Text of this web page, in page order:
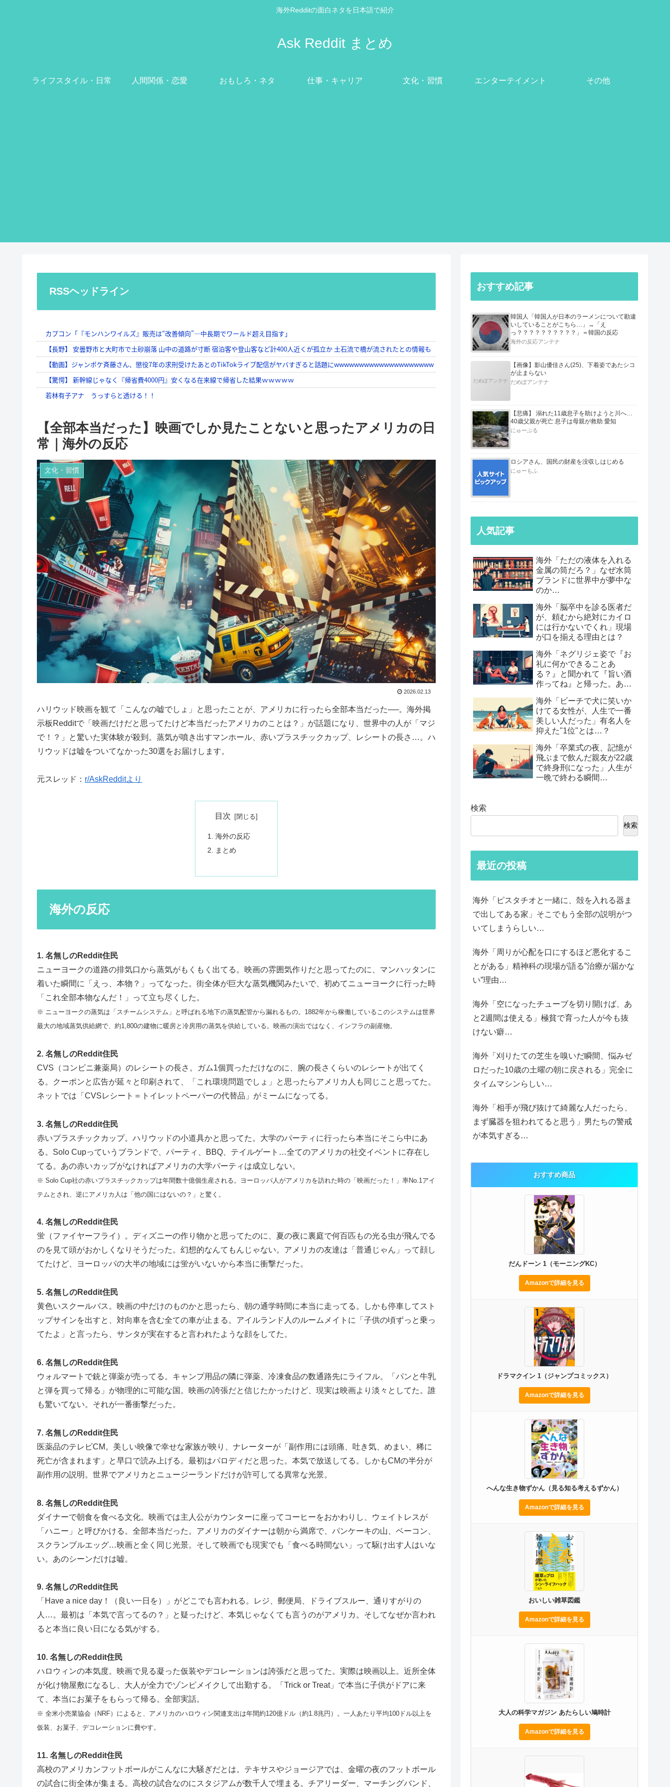
海外Redditの面白ネタを日本語で紹介
Ask Reddit まとめ
ライフスタイル・日常 人間関係・恋愛 おもしろ・ネタ 仕事・キャリア 文化・習慣 エンターテイメント その他
RSSヘッドライン
【全部本当だった】映画でしか見たことないと思ったアメリカの日
常｜海外の反応
文化・習慣
2026.02.13
ハリウッド映画を観て「こんなの嘘でしょ」と思ったことが、アメリカに行ったら全部本当だった──。海外掲
示板Redditで「映画だけだと思ってたけど本当だったアメリカのことは？」が話題になり、世界中の人が「マジ
で！？」と驚いた実体験が殺到。蒸気が噴き出すマンホール、赤いプラスチックカップ、レシートの長さ…。ハ
リウッドは嘘をついてなかった30選をお届けします。
元スレッド： r/AskRedditより
目次
海外の反応
まとめ
海外の反応
1. 名無しのReddit住民
ニューヨークの道路の排気口から蒸気がもくもく出てる。映画の雰囲気作りだと思ってたのに、マンハッタンに
着いた瞬間に「えっ、本物？」ってなった。街全体が巨大な蒸気機関みたいで、初めてニューヨークに行った時
「これ全部本物なんだ！」って立ち尽くした。
※ ニューヨークの蒸気は「スチームシステム」と呼ばれる地下の蒸気配管から漏れるもの。1882年から稼働しているこのシステムは世界
最大の地域蒸気供給網で、約1,800の建物に暖房と冷房用の蒸気を供給している。映画の演出ではなく、インフラの副産物。
2. 名無しのReddit住民
CVS（コンビニ兼薬局）のレシートの長さ。ガム1個買っただけなのに、腕の長さくらいのレシートが出てく
る。クーポンと広告が延々と印刷されて、「これ環境問題でしょ」と思ったらアメリカ人も同じこと思ってた。
ネットでは「CVSレシート＝トイレットペーパーの代替品」がミームになってる。
3. 名無しのReddit住民
赤いプラスチックカップ。ハリウッドの小道具かと思ってた。大学のパーティに行ったら本当にそこら中にあ
る。Solo Cupっていうブランドで、パーティ、BBQ、テイルゲート…全てのアメリカの社交イベントに存在し
てる。あの赤いカップがなければアメリカの大学パーティは成立しない。
※ Solo Cup社の赤いプラスチックカップは年間数十億個生産される。ヨーロッパ人がアメリカを訪れた時の「映画だった！」率No.1アイ
テムとされ、逆にアメリカ人は「他の国にはないの？」と驚く。
4. 名無しのReddit住民
蛍（ファイヤーフライ）。ディズニーの作り物かと思ってたのに、夏の夜に裏庭で何百匹もの光る虫が飛んでる
のを見て頭がおかしくなりそうだった。幻想的なんてもんじゃない。アメリカの友達は「普通じゃん」って顔し
てたけど、ヨーロッパの大半の地域には蛍がいないから本当に衝撃だった。
5. 名無しのReddit住民
黄色いスクールバス。映画の中だけのものかと思ったら、朝の通学時間に本当に走ってる。しかも停車してスト
ップサインを出すと、対向車を含む全ての車が止まる。アイルランド人のルームメイトに「子供の頃ずっと乗っ
てたよ」と言ったら、サンタが実在すると言われたような顔をしてた。
6. 名無しのReddit住民
ウォルマートで銃と弾薬が売ってる。キャンプ用品の隣に弾薬、冷凍食品の数通路先にライフル。「パンと牛乳
と弾を買って帰る」が物理的に可能な国。映画の誇張だと信じたかったけど、現実は映画より淡々としてた。誰
も驚いてない。それが一番衝撃だった。
7. 名無しのReddit住民
医薬品のテレビCM。美しい映像で幸せな家族が映り、ナレーターが「副作用には頭痛、吐き気、めまい、稀に
死亡が含まれます」と早口で読み上げる。最初はパロディだと思った。本気で放送してる。しかもCMの半分が
副作用の説明。世界でアメリカとニュージーランドだけが許可してる異常な光景。
8. 名無しのReddit住民
ダイナーで朝食を食べる文化。映画では主人公がカウンターに座ってコーヒーをおかわりし、ウェイトレスが
「ハニー」と呼びかける。全部本当だった。アメリカのダイナーは朝から満席で、パンケーキの山、ベーコン、
スクランブルエッグ…映画と全く同じ光景。そして映画でも現実でも「食べる時間ない」って駆け出す人はいな
い。あのシーンだけは嘘。
9. 名無しのReddit住民
「Have a nice day！（良い一日を）」がどこでも言われる。レジ、郵便局、ドライブスルー、通りすがりの
人…。最初は「本気で言ってるの？」と疑ったけど、本気じゃなくても言うのがアメリカ。そしてなぜか言われ
ると本当に良い日になる気がする。
10. 名無しのReddit住民
ハロウィンの本気度。映画で見る凝った仮装やデコレーションは誇張だと思ってた。実際は映画以上。近所全体
が化け物屋敷になるし、大人が全力でゾンビメイクして出勤する。「Trick or Treat」で本当に子供がドアに来
て、本当にお菓子をもらって帰る。全部実話。
※ 全米小売業協会（NRF）によると、アメリカのハロウィン関連支出は年間約120億ドル（約1.8兆円）。一人あたり平均100ドル以上を
仮装、お菓子、デコレーションに費やす。
11. 名無しのReddit住民
高校のアメリカンフットボールがこんなに大騒ぎだとは。テキサスやジョージアでは、金曜の夜のフットボール
の試合に街全体が集まる。高校の試合なのにスタジアムが数千人で埋まる。チアリーダー、マーチングバンド、
おすすめ記事
韓国人「韓国人が日本のラーメンについて勘違
いしていることがこちら…」→「え
っ？？？？？？？？？？」＝韓国の反応
海外の反応アンテナ
だめぽアンテナ
【画像】影山優佳さん(25)、下着姿であたシコ
が止まらない
だめぽアンテナ
【悲痛】 溺れた11歳息子を助けようと川へ…
40歳父親が死亡 息子は母親が救助 愛知
にゅーぷる
ロシアさん、国民の財産を没収しはじめる
にゅーもふ
人気記事
海外「ただの液体を入れる
金属の筒だろ？」なぜ水筒
ブランドに世界中が夢中な
のか…
海外「脳卒中を診る医者だ
が、頼むから絶対にカイロ
には行かないでくれ」現場
が口を揃える理由とは？
海外「ネグリジェ姿で『お
礼に何かできることあ
る？』と聞かれて『旨い酒
作ってね』と帰った。あれ
る男たちの後悔談…
海外「ビーチで犬に笑いか
けてる女性が、人生で一番
美しい人だった」有名人を
抑えた"1位"とは…？
海外「卒業式の夜、記憶が
飛ぶまで飲んだ親友が22歳
で終身刑になった」人生が
一晩で終わる瞬間…
検索
検索
最近の投稿
海外「ピスタチオと一緒に、殻を入れる器ま
で出してある家」そこでもう全部の説明がつ
いてしまうらしい…
海外「周りが心配を口にするほど悪化するこ
とがある」精神科の現場が語る”治療が届かな
い”理由…
海外「空になったチューブを切り開けば、あ
と2週間は使える」極貧で育った人が今も抜
けない癖…
海外「刈りたての芝生を嗅いだ瞬間、悩みゼ
ロだった10歳の土曜の朝に戻される」完全に
タイムマシンらしい…
海外「相手が飛び抜けて綺麗な人だったら、
まず臓器を狙われてると思う」男たちの警戒
が本気すぎる…
おすすめ商品
だんドーン 1（モーニングKC）
Amazonで詳細を見る
ドラマクイン 1（ジャンプコミックス）
Amazonで詳細を見る
へんな生き物ずかん（見る知る考えるずかん）
Amazonで詳細を見る
おいしい雑草図鑑
Amazonで詳細を見る
大人の科学マガジン あたらしい鳩時計
Amazonで詳細を見る